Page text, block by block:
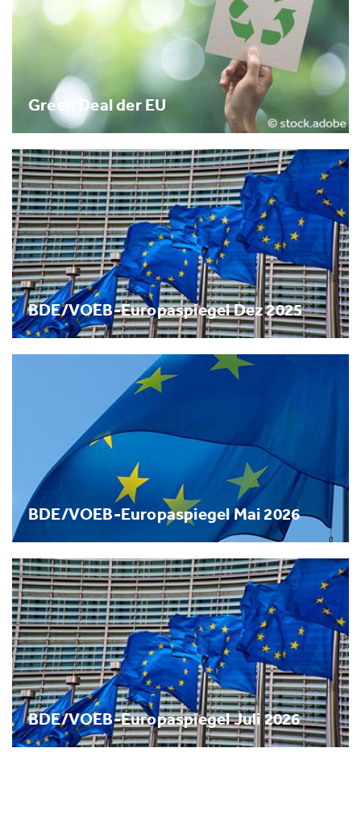
Green Deal der EU
BDE/VOEB-Europaspiegel Dez 2025
BDE/VOEB-Europaspiegel Mai 2026
BDE/VOEB-Europaspiegel Juli 2026